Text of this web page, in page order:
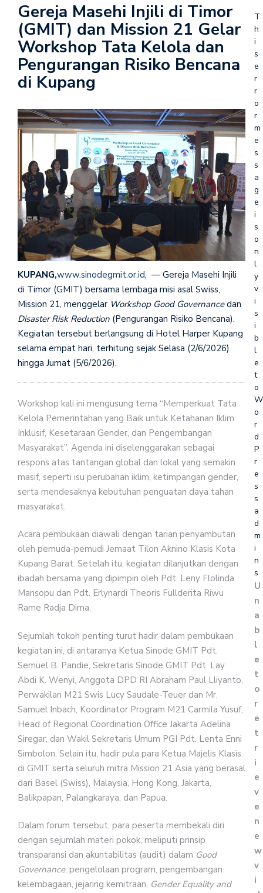
Gereja Masehi Injili di Timor
(GMIT) dan Mission 21 Gelar
Workshop Tata Kelola dan
Pengurangan Risiko Bencana
di Kupang
KUPANG,www.sinodegmit.or.id, — Gereja Masehi Injili
di Timor (GMIT) bersama lembaga misi asal Swiss,
Mission 21, menggelar Workshop Good Governancedan
Disaster Risk Reduction (Pengurangan Risiko Bencana).
Kegiatan tersebut berlangsung di Hotel Harper Kupang
selama empat hari, terhitung sejak Selasa (2/6/2026)
hingga Jumat (5/6/2026).
Workshop kali ini mengusung tema “Memperkuat Tata
Kelola Pemerintahan yang Baik untuk Ketahanan Iklim
Inklusif, Kesetaraan Gender, dan Pengembangan
Masyarakat”. Agenda ini diselenggarakan sebagai
respons atas tantangan global dan lokal yang semakin
masif, seperti isu perubahan iklim, ketimpangan gender,
serta mendesaknya kebutuhan penguatan daya tahan
masyarakat.
Acara pembukaan diawali dengan tarian penyambutan
oleh pemuda-pemudi Jemaat Tilon Aknino Klasis Kota
Kupang Barat. Setelah itu, kegiatan dilanjutkan dengan
ibadah bersama yang dipimpin oleh Pdt. Leny Flolinda
Mansopu dan Pdt. Erlynardi Theoris Fullderita Riwu
Rame Radja Dima.
Sejumlah tokoh penting turut hadir dalam pembukaan
kegiatan ini, di antaranya Ketua Sinode GMIT Pdt.
Semuel B. Pandie, Sekretaris Sinode GMIT Pdt. Lay
Abdi K. Wenyi, Anggota DPD RI Abraham Paul Lliyanto,
Perwakilan M21 Swis Lucy Saudale-Teuer dan Mr.
Samuel Inbach, Koordinator Program M21 Carmila Yusuf,
Head of Regional Coordination Office Jakarta Adelina
Siregar, dan Wakil Sekretaris Umum PGI Pdt. Lenta Enni
Simbolon. Selain itu, hadir pula para Ketua Majelis Klasis
di GMIT serta seluruh mitra Mission 21 Asia yang berasal
dari Basel (Swiss), Malaysia, Hong Kong, Jakarta,
Balikpapan, Palangkaraya, dan Papua.
Dalam forum tersebut, para peserta membekali diri
dengan sejumlah materi pokok, meliputi prinsip
transparansi dan akuntabilitas (audit) dalam Good
Governance, pengelolaan program, pengembangan
kelembagaan, jejaring kemitraan, Gender Equality and
T
h
i
s
e
r
r
o
r
m
e
s
s
a
g
e
i
s
o
n
l
y
v
i
s
i
b
l
e
t
o
W
o
r
d
P
r
e
s
s
a
d
m
i
n
s
U
n
a
b
l
e
t
o
r
e
t
r
i
e
v
e
n
e
w
v
i